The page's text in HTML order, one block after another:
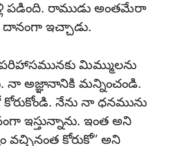
పడింది. రాముడు అంతమేరా
దానంగా ఇచ్చాడు.
మిమ్ములను
నా అజ్ఞానానికి మన్నించండి.
నేను నా ధనమును
ఇస్తున్నాను. ఇంత అని
వచ్చినంత కోరుకో” అని